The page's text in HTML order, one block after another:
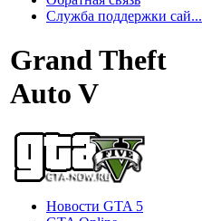
Служба поддержки сай...
Grand Theft
Auto V
Новости GTA 5